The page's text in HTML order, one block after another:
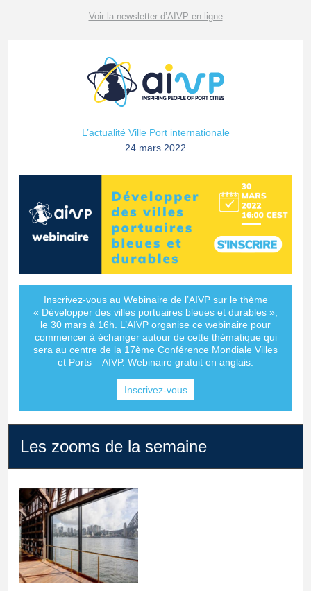
Voir la newsletter d’AIVP en ligne
L’actualité Ville Port internationale
24 mars 2022
Inscrivez-vous au Webinaire de l’AIVP sur le thème
« Développer des villes portuaires bleues et durables »,
le 30 mars à 16h. L’AIVP organise ce webinaire pour
commencer à échanger autour de cette thématique qui
sera au centre de la 17ème Conférence Mondiale Villes
et Ports – AIVP. Webinaire gratuit en anglais.
Inscrivez-vous
Les zooms de la semaine